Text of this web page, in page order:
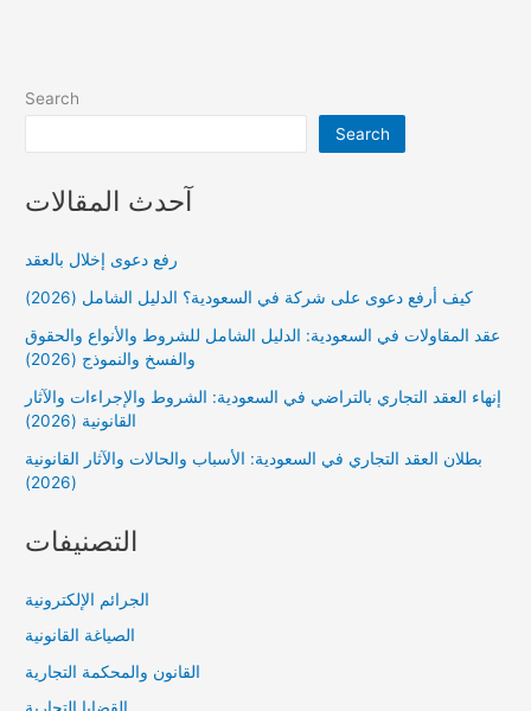
Search
Search
آحدث المقالات
رفع دعوى إخلال بالعقد
كيف أرفع دعوى على شركة في السعودية؟ الدليل الشامل (2026)
عقد المقاولات في السعودية: الدليل الشامل للشروط والأنواع والحقوق
والفسخ والنموذج (2026)
إنهاء العقد التجاري بالتراضي في السعودية: الشروط والإجراءات والآثار
القانونية (2026)
بطلان العقد التجاري في السعودية: الأسباب والحالات والآثار القانونية
(2026)
التصنيفات
الجرائم الإلكترونية
الصياغة القانونية
القانون والمحكمة التجارية